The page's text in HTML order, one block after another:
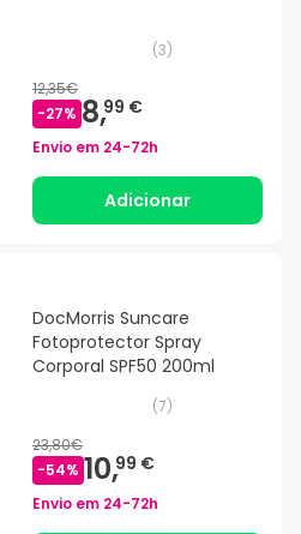
(3)
12,35€
-27% 8,99 €
Envio em 24-72h
Adicionar
DocMorris Suncare
Fotoprotector Spray
Corporal SPF50 200ml
(7)
23,80€
-54% 10,99 €
Envio em 24-72h